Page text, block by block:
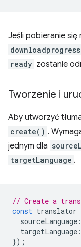
Jeśli pobieranie się
downloadprogress
ready zostanie
Tworzenie i
Aby utworzyć
create() .
jednym dla
targetLanguage .
// Create a
const translator
sourceLanguage :
targetLanguage :
});